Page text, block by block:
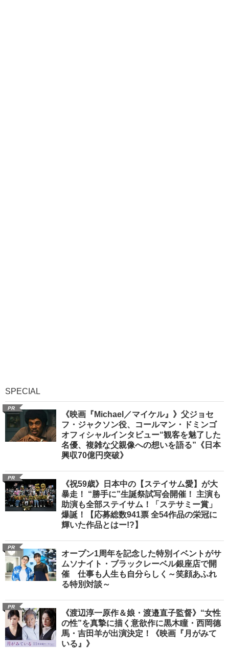
SPECIAL
PR
《映画『Michael／マイケル』》父ジョセ
フ・ジャクソン役、コールマン・ドミンゴ
オフィシャルインタビュー“観客を魅了した
名優、複雑な父親像への想いを語る”《日本
興収70億円突破》
PR
《祝59歳》日本中の【ステイサム愛】が大
暴走！ “勝手に”生誕祭試写会開催！ 主演も
助演も全部ステイサム！「ステサミー賞」
爆誕！【応募総数941票 全54作品の栄冠に
輝いた作品とはー!?】
PR
オープン1周年を記念した特別イベントがサ
ムソナイト・ブラックレーベル銀座店で開
催 仕事も人生も自分らしく～笑顔あふれ
る特別対談～
PR
《渡辺淳一原作＆娘・渡邉直子監督》“女性
の性”を真摯に描く意欲作に黒木瞳・西岡德
馬・吉田羊が出演決定！《映画『月がみて
いる』》